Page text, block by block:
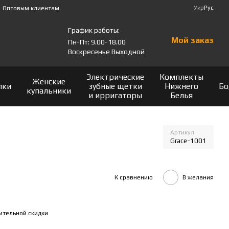
Оптовым клиентам УкрРус
График работы:
Пн-Пт: 9.00-18.00
Воскресенье Выходной
Мой заказ
Женские
купальники
Электрические
зубные щетки
и ирригаторы
Комплекты
Нижнего
Белья
Артикул
Grace-1001
К сравнению В желания
скидки